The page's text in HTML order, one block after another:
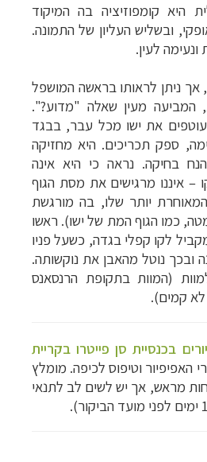
היא קומפוזיציה בה המיקוד
ובשליש העליון של התמונה.
ונעימה לעין.
ניתן לראותו בראשה המושפל
המביעה מעין שאלה "מדוע?".
את ישו מכל עבר, בבגד
ספק תכריכים. היא מחזיקה
בחיקה. נראה כי היא אינה
– איננו מרגישים את מסת הגוף
יותר שלו, בה מורגשת
כמו הגוף המת של ישו). ראשו
לקו קפלי בגדה, כשעל פניו
ובכך נוטל מהאבן את נוקשותה.
(המוות בתקופת הרנסאנס
קמים).
בכנסיית סן פייטרו בקריית
האפיפיור וטיפוס לכיפה. מומלץ
מראש, אך יש לשים לב לתנאי